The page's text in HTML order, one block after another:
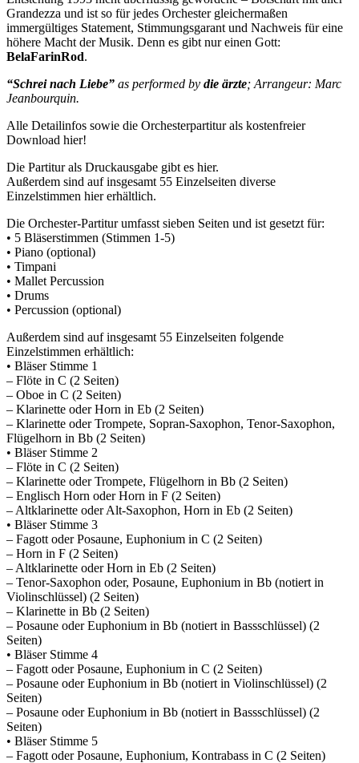
Grandezza und ist so für jedes Orchester gleichermaßen
immergültiges Statement, Stimmungsgarant und Nachweis für eine
höhere Macht der Musik. Denn es gibt nur einen Gott:
BelaFarinRod.
“Schrei nach Liebe” as performed by die ärzte; Arrangeur: Marc
Jeanbourquin.
Alle Detailinfos sowie die Orchesterpartitur als kostenfreier
Download hier!
Die Partitur als Druckausgabe gibt es hier.
Außerdem sind auf insgesamt 55 Einzelseiten diverse
Einzelstimmen hier erhältlich.
Die Orchester-Partitur umfasst sieben Seiten und ist gesetzt für:
• 5 Bläserstimmen (Stimmen 1-5)
• Piano (optional)
• Timpani
• Mallet Percussion
• Drums
• Percussion (optional)
Außerdem sind auf insgesamt 55 Einzelseiten folgende
Einzelstimmen erhältlich:
• Bläser Stimme 1
– Flöte in C (2 Seiten)
– Oboe in C (2 Seiten)
– Klarinette oder Horn in Eb (2 Seiten)
– Klarinette oder Trompete, Sopran-Saxophon, Tenor-Saxophon,
Flügelhorn in Bb (2 Seiten)
• Bläser Stimme 2
– Flöte in C (2 Seiten)
– Klarinette oder Trompete, Flügelhorn in Bb (2 Seiten)
– Englisch Horn oder Horn in F (2 Seiten)
– Altklarinette oder Alt-Saxophon, Horn in Eb (2 Seiten)
• Bläser Stimme 3
– Fagott oder Posaune, Euphonium in C (2 Seiten)
– Horn in F (2 Seiten)
– Altklarinette oder Horn in Eb (2 Seiten)
– Tenor-Saxophon oder, Posaune, Euphonium in Bb (notiert in
Violinschlüssel) (2 Seiten)
– Klarinette in Bb (2 Seiten)
– Posaune oder Euphonium in Bb (notiert in Bassschlüssel) (2
Seiten)
• Bläser Stimme 4
– Fagott oder Posaune, Euphonium in C (2 Seiten)
– Posaune oder Euphonium in Bb (notiert in Violinschlüssel) (2
Seiten)
– Posaune oder Euphonium in Bb (notiert in Bassschlüssel) (2
Seiten)
• Bläser Stimme 5
– Fagott oder Posaune, Euphonium, Kontrabass in C (2 Seiten)